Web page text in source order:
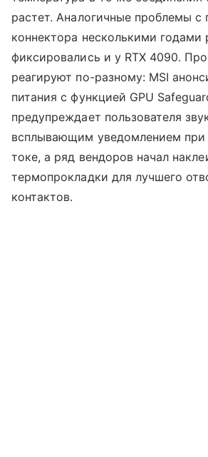
растет. Аналогичные проблемы с
коннектора несколькими годами
фиксировались и у RTX 4090.
реагируют по-разному: MSI
питания с функцией GPU
предупреждает пользователя
всплывающим уведомлением при
токе, а ряд вендоров начал
термопрокладки для лучшего
контактов.